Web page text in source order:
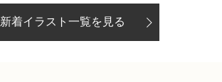
新着イラスト一覧を見る